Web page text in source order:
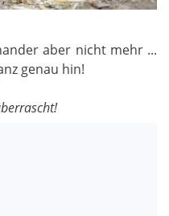
aber nicht mehr ...
genau hin!